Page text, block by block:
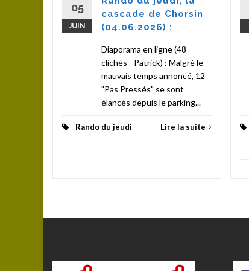
05
JUIN
cascade de Chorsin
(04.06.2026) :
Diaporama en ligne (48
clichés - Patrick) : Malgré le
mauvais temps annoncé, 12
"Pas Pressés" se sont
élancés depuis le parking...
Rando du jeudi Lire la suite